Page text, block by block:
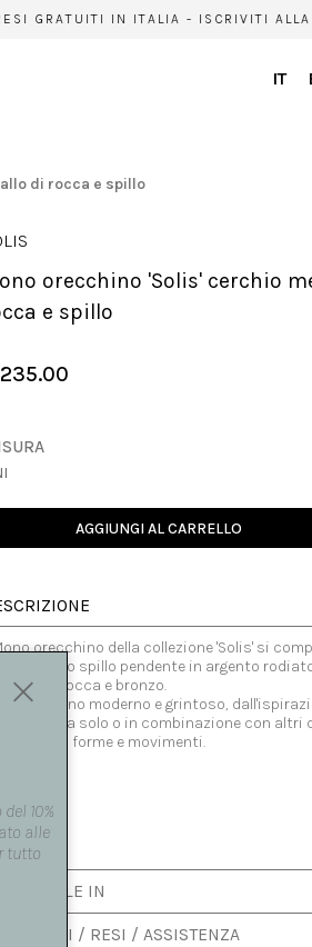
IN ITALIA - ISCRIVITI
IT
di rocca e spillo
e spillo
AGGIUNGI AL CARRELLO
orecchino della collezione 'Solis' si
e uno spillo pendente in argento
di rocca e bronzo.
un orecchino moderno e grintoso,
da solo o in combinazione con altri
di luci, forme e movimenti.
IN
/ RESI / ASSISTENZA
10%
alle
tutto